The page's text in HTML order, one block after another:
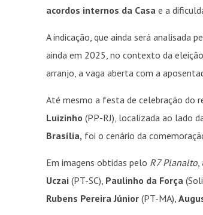
acordos internos da Casa e a
A indicação, que ainda será analisada
ainda em 2025, no contexto da
arranjo, a vaga aberta com a
Até mesmo a festa de celebração do
Luizinho (PP-RJ), localizada ao lado
Brasília, foi o cenário da
Em imagens obtidas pelo R7 Planalto
Uczai (PT-SC), Paulinho da Força
Rubens Pereira Júnior (PT-MA),